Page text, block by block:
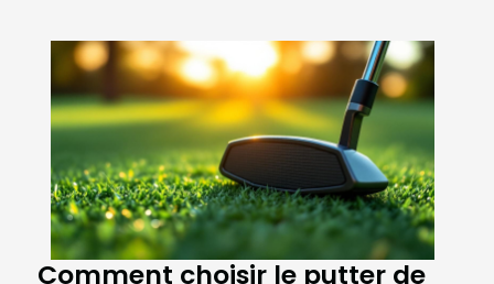
Comment choisir le putter de